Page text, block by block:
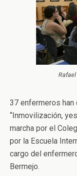
37 enfermeros
“Inmovilización,
marcha por el
por la Escuela
cargo del
Bermejo.